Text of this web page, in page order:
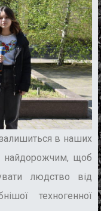
в наших
найдорожчим, щоб
людство від
техногенної